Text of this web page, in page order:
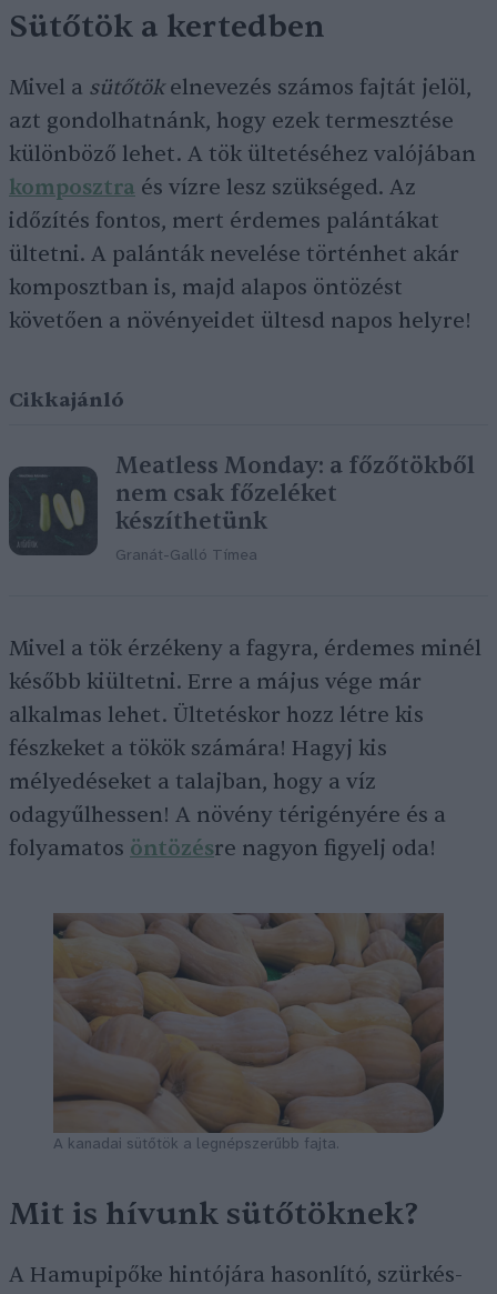
Sütőtök a kertedben
Mivel a sütőtökelnevezés számos fajtát jelöl,
azt gondolhatnánk, hogy ezek termesztése
különböző lehet. A tök ültetéséhez valójában
komposztra és vízre lesz szükséged. Az
időzítés fontos, mert érdemes palántákat
ültetni. A palánták nevelése történhet akár
komposztban is, majd alapos öntözést
követően a növényeidet ültesd napos helyre!
Cikkajánló
Meatless Monday: a főzőtökből
nem csak főzeléket
készíthetünk
Granát-Galló Tímea
Mivel a tök érzékeny a fagyra, érdemes minél
később kiültetni. Erre a május vége már
alkalmas lehet. Ültetéskor hozz létre kis
fészkeket a tökök számára! Hagyj kis
mélyedéseket a talajban, hogy a víz
odagyűlhessen! A növény térigényére és a
folyamatos öntözésre nagyon figyelj oda!
A kanadai sütőtök a legnépszerűbb fajta.
Mit is hívunk sütőtöknek?
A Hamupipőke hintójára hasonlító, szürkés-